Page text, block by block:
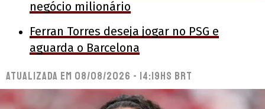
negócio milionário
Ferran Torres deseja jogar no PSG e
aguarda o Barcelona
Atualizada em 08/08/2026 - 14:19hs BRT